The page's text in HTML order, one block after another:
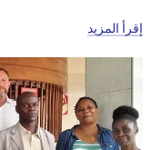
إقرأ المزيد